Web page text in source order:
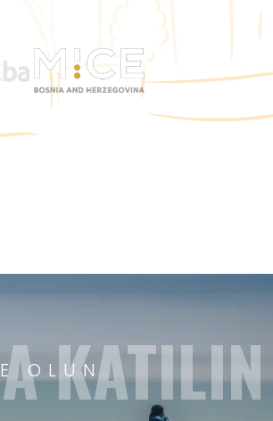
OLUNKATILIN